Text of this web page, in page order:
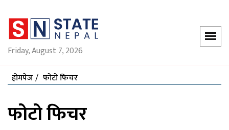
Friday, August 7, 2026
होमपेज
फोटो फिचर
फोटो फिचर